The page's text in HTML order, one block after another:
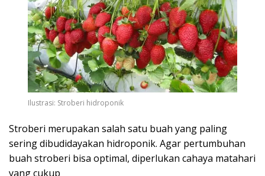
Ilustrasi: Stroberi hidroponik
Stroberi merupakan salah satu buah yang paling
sering dibudidayakan hidroponik. Agar pertumbuhan
buah stroberi bisa optimal, diperlukan cahaya matahari
yang cukup